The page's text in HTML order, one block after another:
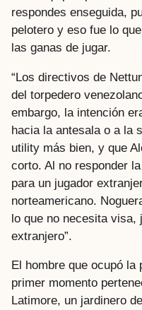
respondes enseguida,
pelotero y eso fue lo
las ganas de jugar.
“Los directivos de
del torpedero
embargo, la intención
hacia la antesala o a la
utility más bien, y que
corto. Al no responder
para un jugador
norteamericano.
lo que no necesita visa,
extranjero”.
El hombre que ocupó la
primer momento
Latimore, un jardinero